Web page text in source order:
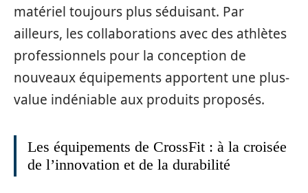
matériel toujours plus séduisant. Par
ailleurs, les collaborations avec des athlètes
professionnels pour la conception de
nouveaux équipements apportent une plus-
value indéniable aux produits proposés.
Les équipements de CrossFit : à la croisée
de l’innovation et de la durabilité